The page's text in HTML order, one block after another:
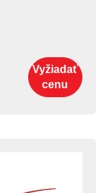
Vyžiadať
cenu